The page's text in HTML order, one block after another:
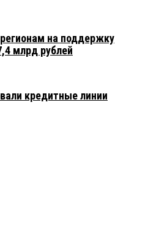
на поддержку
млрд рублей
кредитные линии